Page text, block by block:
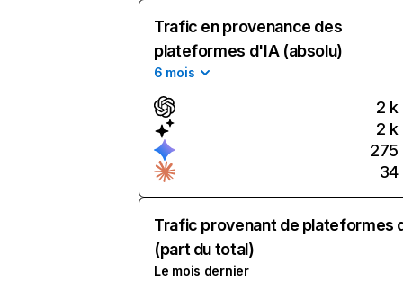
Trafic en provenance des
plateformes d'IA (absolu)
6 mois
2 k
2 k
275
34
Trafic provenant de plateformes
(part du total)
Le mois dernier